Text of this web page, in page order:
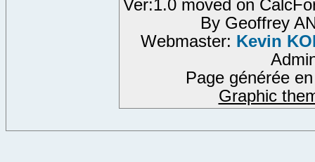
Ver:1.0 moved on
By Geoffrey
Webmaster: Kevin
Page générée
Graphic